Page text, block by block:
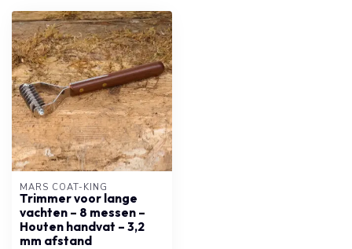
MARS COAT-KING
Trimmer voor lange
vachten – 8 messen –
Houten handvat – 3,2
mm afstand